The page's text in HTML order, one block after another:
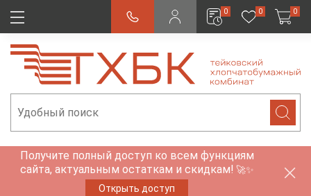
0 0 0
Получите полный доступ ко всем функциям
сайта, актуальным остаткам и скидкам! 🚀✨
Открыть доступ